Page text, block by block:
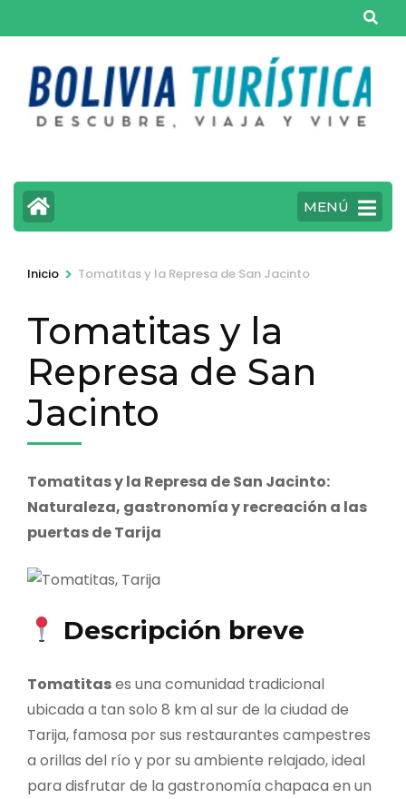
al
contenido
(presiona
MENÚ
Inicio > Tomatitas y la Represa de San Jacinto
Tomatitas y la
Represa de San
Jacinto
Tomatitas y la Represa de San Jacinto:
Naturaleza, gastronomía y recreación a las
puertas de Tarija
Descripción breve
Tomatitases una comunidad tradicional
ubicada a tan solo 8 km al sur de la ciudad de
Tarija, famosa por sus restaurantes campestres
a orillas del río y por su ambiente relajado, ideal
para disfrutar de la gastronomía chapaca en un